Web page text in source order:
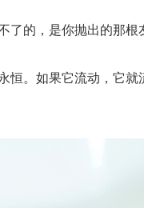
了的，是你抛出的那根
恒。如果它流动，它